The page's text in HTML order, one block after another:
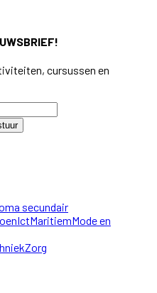
cursussen en
secundair
IctMaritiemMode en
Zorg